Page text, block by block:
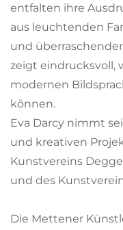
entfalten ihre
aus leuchtenden
und
zeigt eindrucksvoll,
modernen
können.
Eva Darcy nimmt
und kreativen
Kunstvereins
und des
Die Mettener